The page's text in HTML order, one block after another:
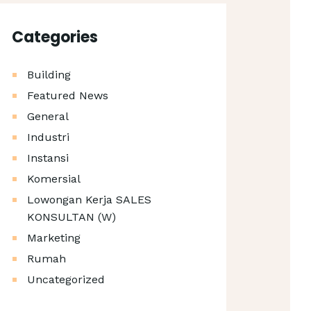
Categories
Building
Featured News
General
Industri
Instansi
Komersial
Lowongan Kerja SALES
KONSULTAN (W)
Marketing
Rumah
Uncategorized